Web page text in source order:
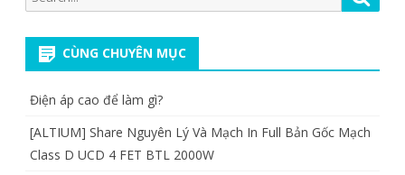
for:
CÙNG CHUYÊN MỤC
Điện áp cao để làm gì?
[ALTIUM] Share Nguyên Lý Và Mạch In Full Bản Gốc Mạch
Class D UCD 4 FET BTL 2000W